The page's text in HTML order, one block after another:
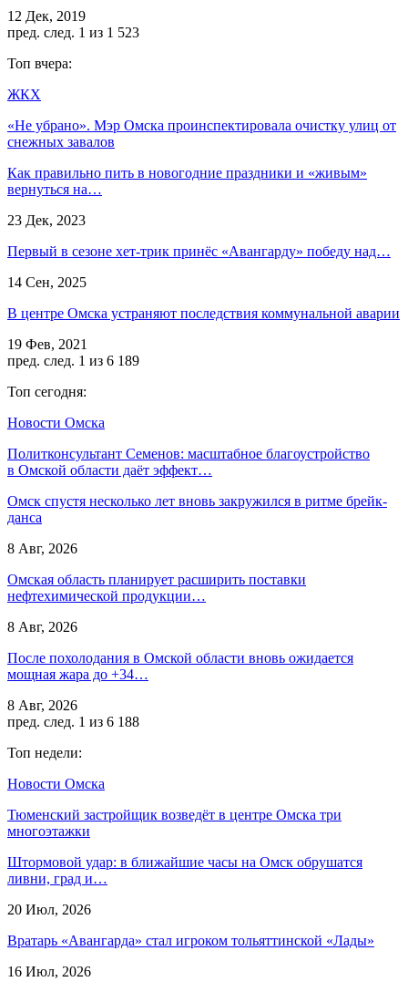
12 Дек, 2019
пред. след. 1 из 1 523
Топ вчера:
ЖКХ
«Не убрано». Мэр Омска проинспектировала очистку улиц от
снежных завалов
Как правильно пить в новогодние праздники и «живым»
вернуться на…
23 Дек, 2023
Первый в сезоне хет-трик принёс «Авангарду» победу над…
14 Сен, 2025
В центре Омска устраняют последствия коммунальной аварии
19 Фев, 2021
пред. след. 1 из 6 189
Топ сегодня:
Новости Омска
Политконсультант Семенов: масштабное благоустройство
в Омской области даёт эффект…
Омск спустя несколько лет вновь закружился в ритме брейк-
данса
8 Авг, 2026
Омская область планирует расширить поставки
нефтехимической продукции…
8 Авг, 2026
После похолодания в Омской области вновь ожидается
мощная жара до +34…
8 Авг, 2026
пред. след. 1 из 6 188
Топ недели:
Новости Омска
Тюменский застройщик возведёт в центре Омска три
многоэтажки
Штормовой удар: в ближайшие часы на Омск обрушатся
ливни, град и…
20 Июл, 2026
Вратарь «Авангарда» стал игроком тольяттинской «Лады»
16 Июл, 2026